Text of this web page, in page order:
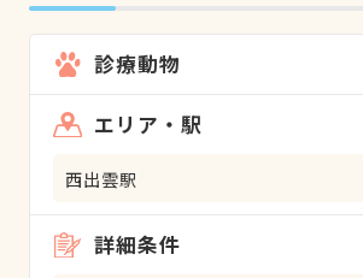
診療動物
エリア・駅
西出雲駅
詳細条件